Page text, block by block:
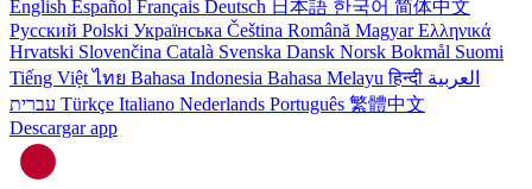
English Español Français Deutsch 日本語 한국어 简体中文
Русский Polski Українська Čeština Română MagyarΕλληνικά
Hrvatski Slovenčina Català Svenska Dansk Norsk Bokmål Suomi
Tiếng Việtไทย Bahasa Indonesia Bahasa Melayuहिन्दी العربية
Türkçe Italiano Nederlands Português 繁體中文
Descargar app